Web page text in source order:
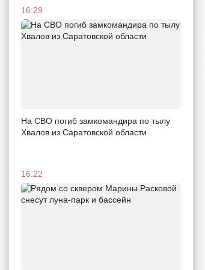
16:29
На СВО погиб замкомандира по тылу
Хвалов из Саратовской области
16:22